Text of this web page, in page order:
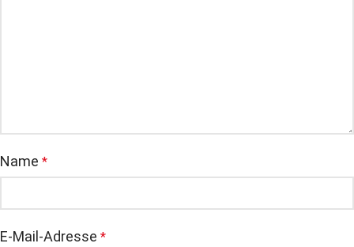
Name *
E-Mail-Adresse *